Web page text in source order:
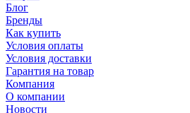
Блог
Бренды
Как купить
Условия оплаты
Условия доставки
Гарантия на товар
Компания
О компании
Новости